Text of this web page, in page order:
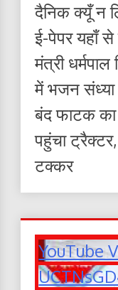
दैनिक क्यूँ न
ई-पेपर यहाँ
मंत्री
में भजन संध्या
बंद फाटक का
पहुंचा
टक्कर
YouTube